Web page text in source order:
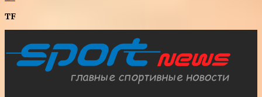
TF